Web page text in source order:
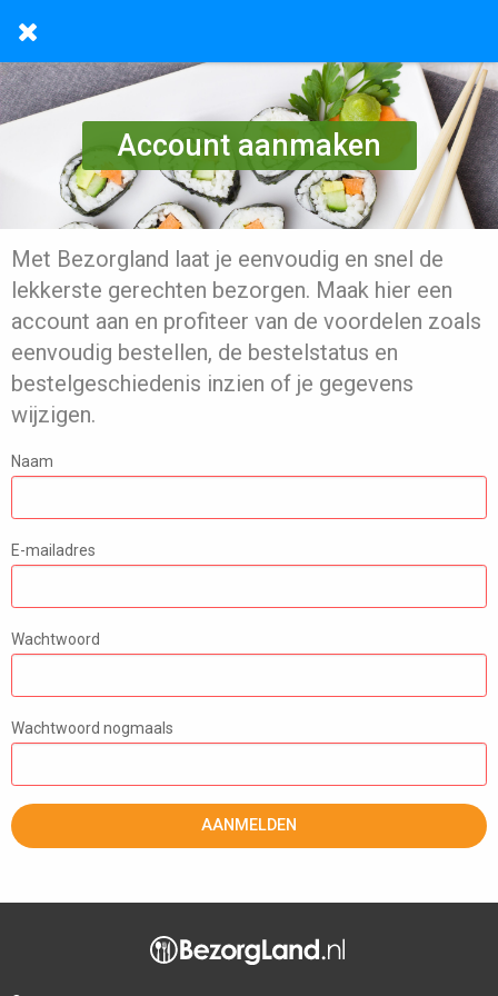
Account aanmaken
Met Bezorgland laat je eenvoudig en snel de
lekkerste gerechten bezorgen. Maak hier een
account aan en profiteer van de voordelen zoals
eenvoudig bestellen, de bestelstatus en
bestelgeschiedenis inzien of je gegevens
wijzigen.
Naam
E-mailadres
Wachtwoord
Wachtwoord nogmaals
AANMELDEN